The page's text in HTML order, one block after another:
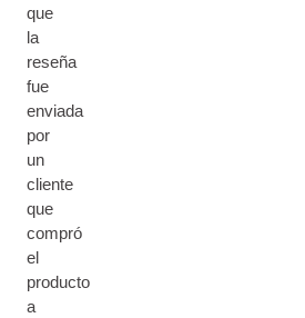
que
la
reseña
fue
enviada
por
un
cliente
que
compró
el
producto
a